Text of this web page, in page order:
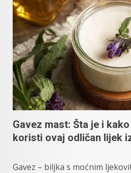
Gavez mast: Šta je i
koristi ovaj odličan lijek
Gavez – biljka s moćnim